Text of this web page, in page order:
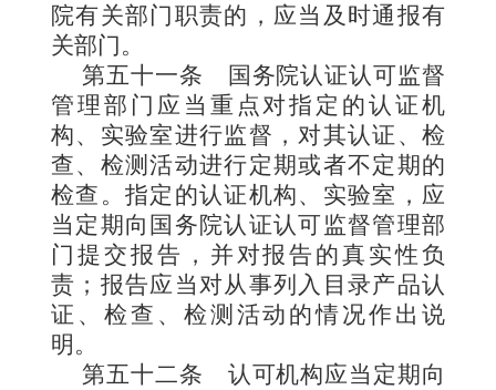
院有关部门职责的，应当及时通报有
关部门。
第五十一条
国务院认证认可监督
管理部门应当重点对指定的认证机
构、实验室进行监督，对其认证、检
查、检测活动进行定期或者不定期的
检查。指定的认证机构、实验室，应
当定期向国务院认证认可监督管理部
门提交报告，并对报告的真实性负
责；报告应当对从事列入目录产品认
证、检查、检测活动的情况作出说
明。
第五十二条 认可机构应当定期向